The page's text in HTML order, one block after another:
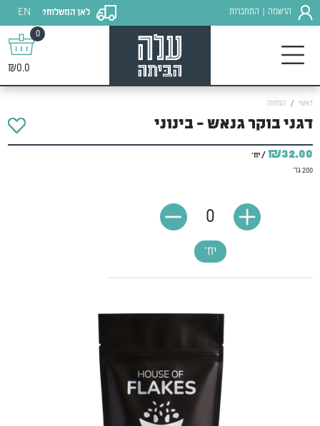
הרשמה התחברות לאן המשלוח?
EN
0
₪0.0
ראשי המזווה
דגני בוקר גנאש - בינוני
₪32.00 / יח'
200 גר'
יח'
0